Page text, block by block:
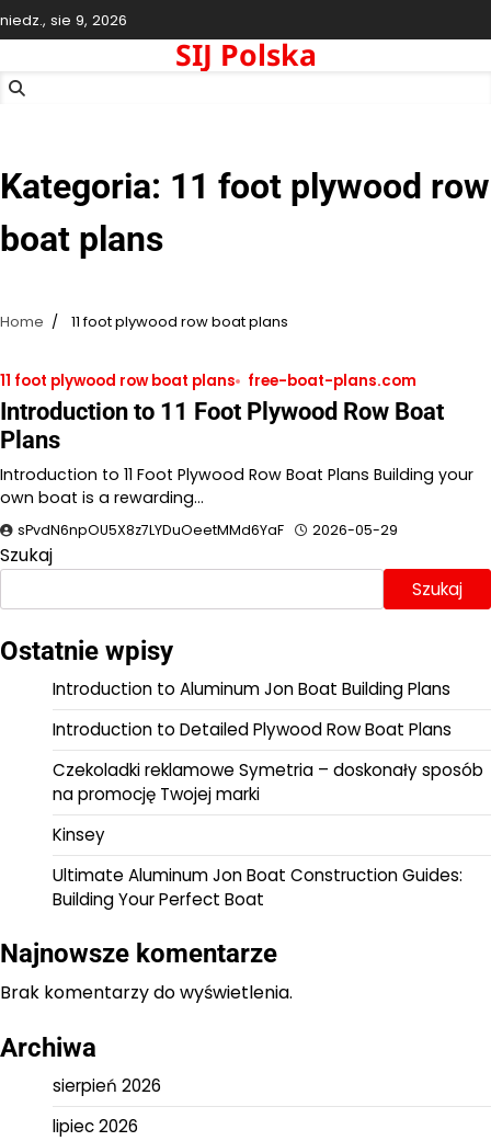
Skip
to
niedz., sie 9, 2026
SIJ Polska
Kategoria: 11 foot plywood row
boat plans
Home 11 foot plywood row boat plans
11 foot plywood row boat plans free-boat-plans.com
Introduction to 11 Foot Plywood Row Boat
Plans
Introduction to 11 Foot Plywood Row Boat Plans Building your
own boat is a rewarding…
sPvdN6npOU5X8z7LYDuOeetMMd6YaF 2026-05-29
Szukaj
Szukaj
Ostatnie wpisy
Introduction to Aluminum Jon Boat Building Plans
Introduction to Detailed Plywood Row Boat Plans
Czekoladki reklamowe Symetria – doskonały sposób
na promocję Twojej marki
Kinsey
Ultimate Aluminum Jon Boat Construction Guides:
Building Your Perfect Boat
Najnowsze komentarze
Brak komentarzy do wyświetlenia.
Archiwa
sierpień 2026
lipiec 2026